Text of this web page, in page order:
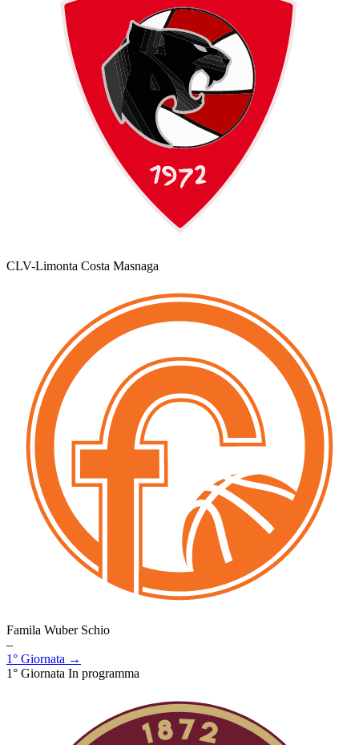
CLV-Limonta Costa Masnaga
Famila Wuber Schio
–
1° Giornata →
1° Giornata In programma